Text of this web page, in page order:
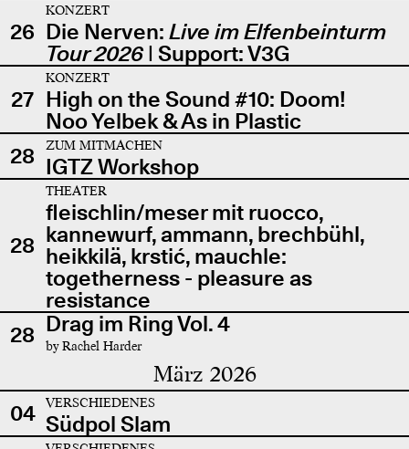
26
KONZERT
Die Nerven: Live im Elfenbeinturm
Tour 2026| Support: V3G
27
KONZERT
High on the Sound #10: Doom!
Noo Yelbek & As in Plastic
28
ZUM MITMACHEN
IGTZ Workshop
28
THEATER
fleischlin/meser mit ruocco,
kannewurf, ammann, brechbühl,
heikkilä, krstić, mauchle:
togetherness - pleasure as
resistance
28 Drag im Ring Vol. 4
by Rachel Harder
März 2026
04 VERSCHIEDENES
Südpol Slam